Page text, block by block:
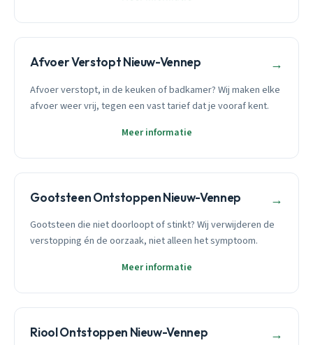
Afvoer Verstopt Nieuw-Vennep →
Afvoer verstopt, in de keuken of badkamer? Wij maken elke
afvoer weer vrij, tegen een vast tarief dat je vooraf kent.
Meer informatie
Gootsteen Ontstoppen Nieuw-Vennep →
Gootsteen die niet doorloopt of stinkt? Wij verwijderen de
verstopping én de oorzaak, niet alleen het symptoom.
Meer informatie
Riool Ontstoppen Nieuw-Vennep →